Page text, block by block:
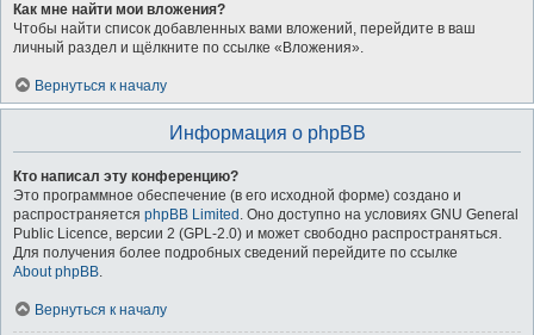
Как мне найти мои вложения?
Чтобы найти список добавленных вами вложений, перейдите в ваш
личный раздел и щёлкните по ссылке «Вложения».
Вернуться к началу
Информация о phpBB
Кто написал эту конференцию?
Это программное обеспечение (в его исходной форме) создано и
распространяется phpBB Limited . Оно доступно на условиях GNU General
Public Licence, версии 2 (GPL-2.0) и может свободно распространяться.
Для получения более подробных сведений перейдите по ссылке
About phpBB.
Вернуться к началу